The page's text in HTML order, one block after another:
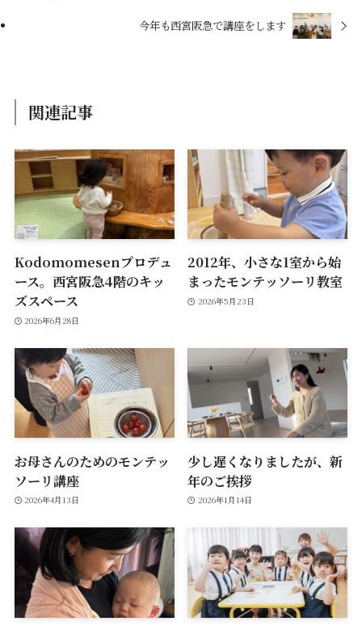
今年も西宮阪急で講座をします
関連記事
Kodomomesenプロデュ
ース。西宮阪急4階のキッ
ズスペース
2026年6月28日
2012年、小さな1室から始
まったモンテッソーリ教室
2026年5月23日
お母さんのためのモンテッ
ソーリ講座
2026年4月13日
少し遅くなりましたが、新
年のご挨拶
2026年1月14日